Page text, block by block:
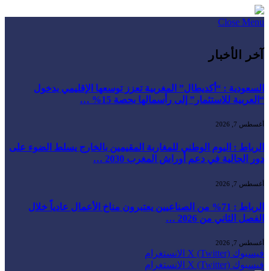
Close Menu
آخر الأخبار
السعودية : “أكديطال” المغربية تعزز توسعها الإقليمي بدخول
“العربية للاستثمار” إلى رأسمالها بحصة 15% …
أغسطس 7, 2026
الرباط : اليوم الوطني للمغاربة المقيمين بالخارج يسلط الضوء على
دور الجالية في دعم أوراش المغرب 2030 …
أغسطس 7, 2026
الرباط : 71% من الصناعيين يعتبرون مناخ الأعمال عادياً خلال
الفصل الثاني من 2026 …
أغسطس 7, 2026
فيسبوك X (Twitter) الانستغرام
فيسبوك X (Twitter) الانستغرام